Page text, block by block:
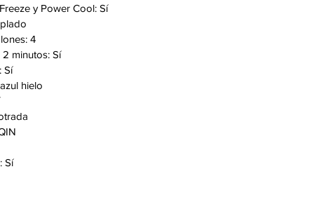
y Power Cool: Sí
4
minutos: Sí
Sí
hielo
Sí